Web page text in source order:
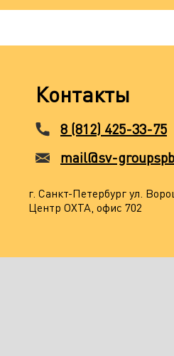
Контакты
8 (812) 425-33-75
mail@sv-
г. Санкт-Петербург ул.
Центр ОХТА, офис 702